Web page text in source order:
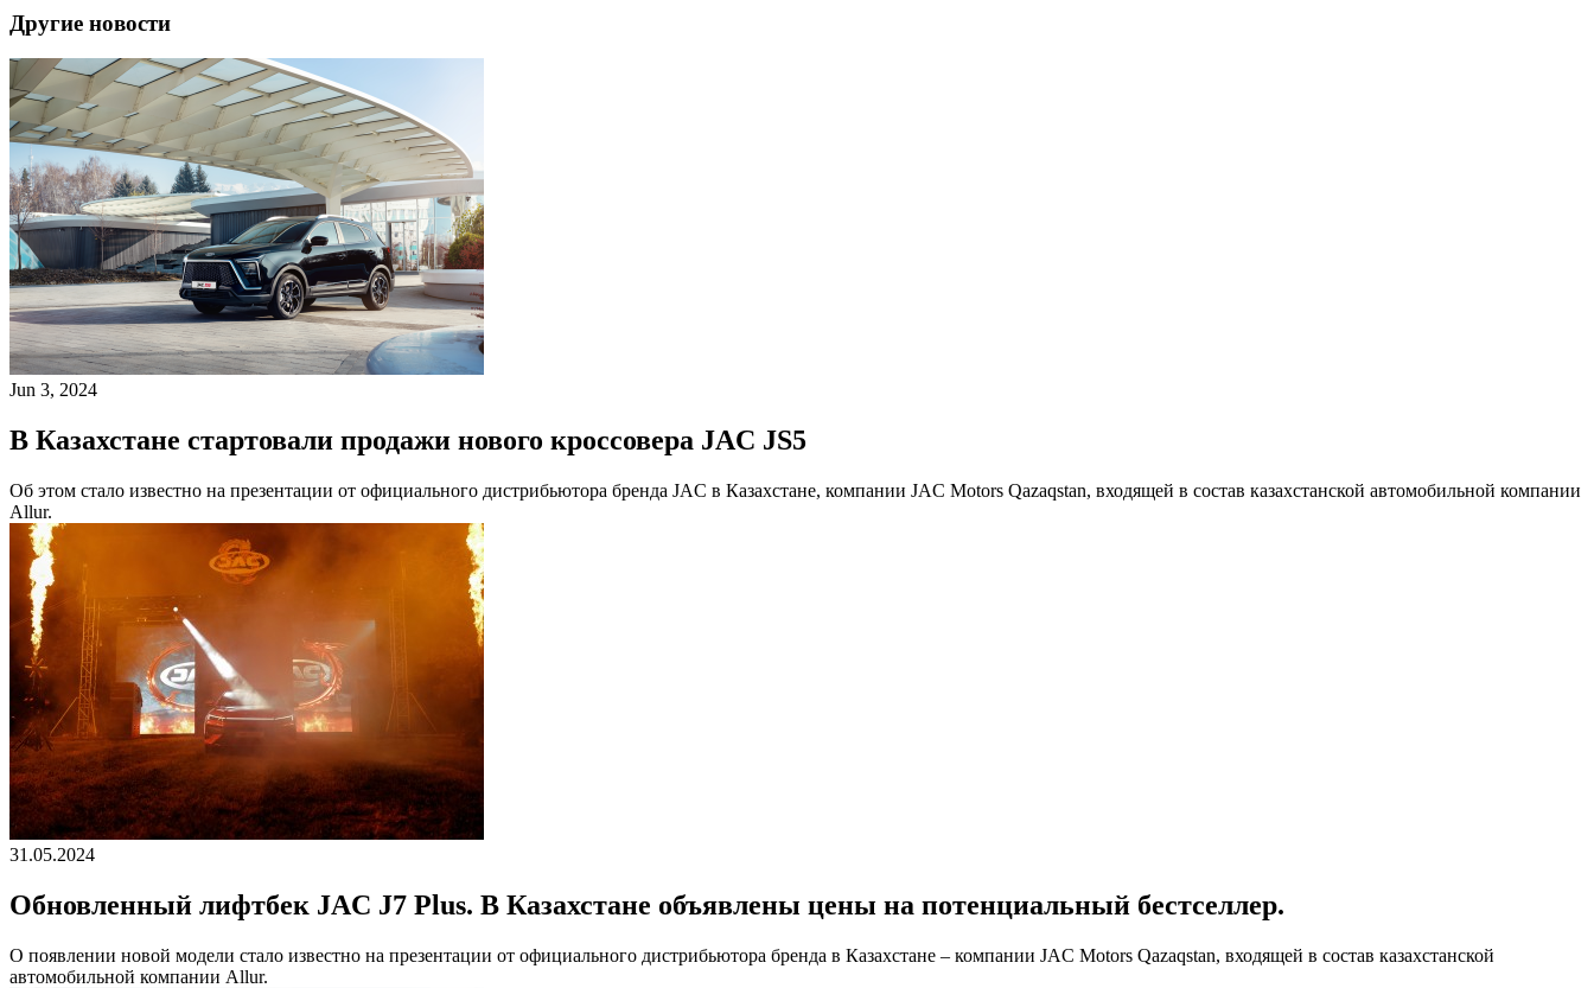
Другие новости
Jun 3, 2024
В Казахстане стартовали продажи нового кроссовера JAC JS5
Об этом стало известно на презентации от официального дистрибьютора бренда JAC в Казахстане, компании JAC Motors Qazaqstan, входящей в состав казахстанской автомобильной компании
Allur.
31.05.2024
Обновленный лифтбек JAC J7 Plus. В Казахстане объявлены цены на потенциальный бестселлер.
О появлении новой модели стало известно на презентации от официального дистрибьютора бренда в Казахстане – компании JAC Motors Qazaqstan, входящей в состав казахстанской
автомобильной компании Allur.